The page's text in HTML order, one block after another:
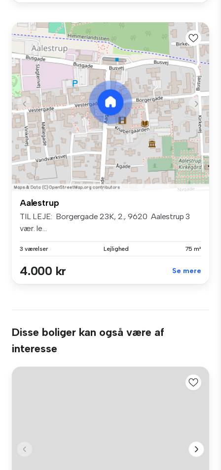
Aalestrup
TIL LEJE: ‍ Borgergade 23K, 2., 9620 Aalestrup 3
vær. le...
3 værelser Lejlighed 75 m²
4.000 kr Se mere
Disse boliger kan også være af
interesse